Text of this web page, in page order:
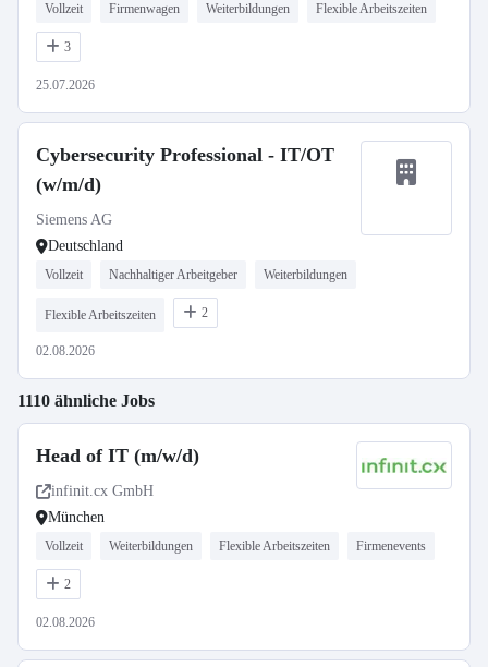
Vollzeit Firmenwagen Weiterbildungen Flexible Arbeitszeiten
3
25.07.2026
Cybersecurity Professional - IT/OT
(w/m/d)
Siemens AG
Deutschland
Vollzeit Nachhaltiger Arbeitgeber Weiterbildungen
Flexible Arbeitszeiten 2
02.08.2026
1110 ähnliche Jobs
Head of IT (m/w/d)
infinit.cx GmbH
München
Vollzeit Weiterbildungen Flexible Arbeitszeiten Firmenevents
2
02.08.2026